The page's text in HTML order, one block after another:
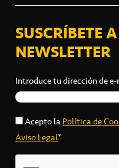
SUSCRÍBETE
NEWSLETTER
Introduce tu dirección de
Acepto laPolítica de
Aviso Legal*